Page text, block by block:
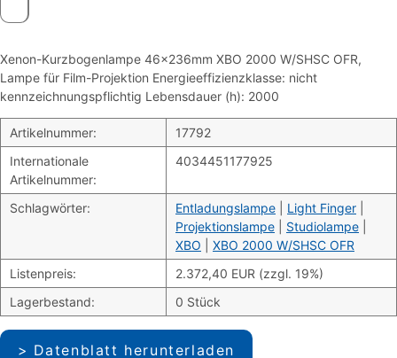
Xenon-Kurzbogenlampe 46x236mm XBO 2000 W/SHSC OFR,
Lampe für Film-Projektion Energieeffizienzklasse: nicht
kennzeichnungspflichtig Lebensdauer (h): 2000
Artikelnummer:
17792
Internationale
Artikelnummer:
4034451177925
Schlagwörter: Entladungslampe Light Finger
Projektionslampe
Studiolampe
XBO
XBO 2000 W/SHSC OFR
Listenpreis:
2.372,40 EUR (zzgl. 19%)
Lagerbestand:
0 Stück
Datenblatt herunterladen